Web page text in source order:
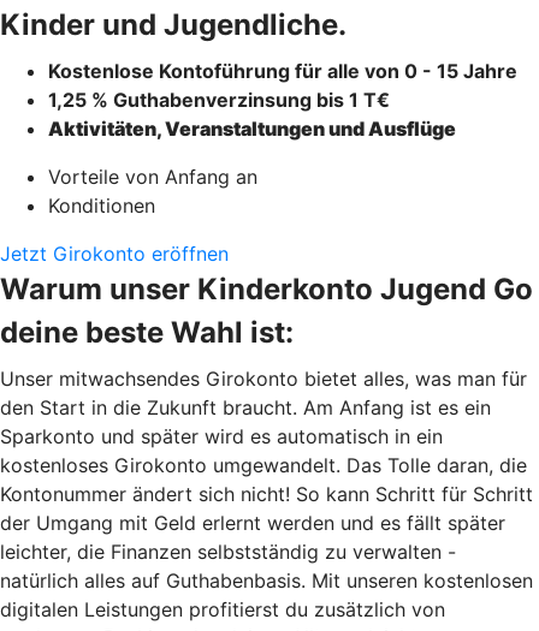
Kinder und Jugendliche.
Kostenlose Kontoführung für alle von 0 - 15 Jahre
1,25 % Guthabenverzinsung bis 1 T€
Aktivitäten, Veranstaltungen und Ausflüge
Vorteile von Anfang an
Konditionen
Jetzt Girokonto eröffnen
Warum unser Kinderkonto Jugend Go
deine beste Wahl ist:
Unser mitwachsendes Girokonto bietet alles, was man für
den Start in die Zukunft braucht. Am Anfang ist es ein
Sparkonto und später wird es automatisch in ein
kostenloses Girokonto umgewandelt. Das Tolle daran, die
Kontonummer ändert sich nicht! So kann Schritt für Schritt
der Umgang mit Geld erlernt werden und es fällt später
leichter, die Finanzen selbstständig zu verwalten -
natürlich alles auf Guthabenbasis. Mit unseren kostenlosen
digitalen Leistungen profitierst du zusätzlich von